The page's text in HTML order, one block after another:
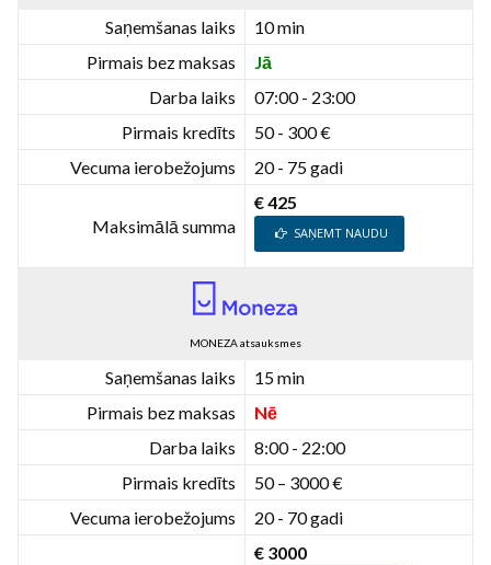
Saņemšanas laiks
10 min
Pirmais bez maksas
Jā
Darba laiks
07:00 - 23:00
Pirmais kredīts
50 - 300 €
Vecuma ierobežojums
20 - 75 gadi
Maksimālā summa
€ 425
SAŅEMT NAUDU
MONEZA atsauksmes
Saņemšanas laiks
15 min
Pirmais bez maksas
Nē
Darba laiks
8:00 - 22:00
Pirmais kredīts
50 – 3000 €
Vecuma ierobežojums
20 - 70 gadi
€ 3000